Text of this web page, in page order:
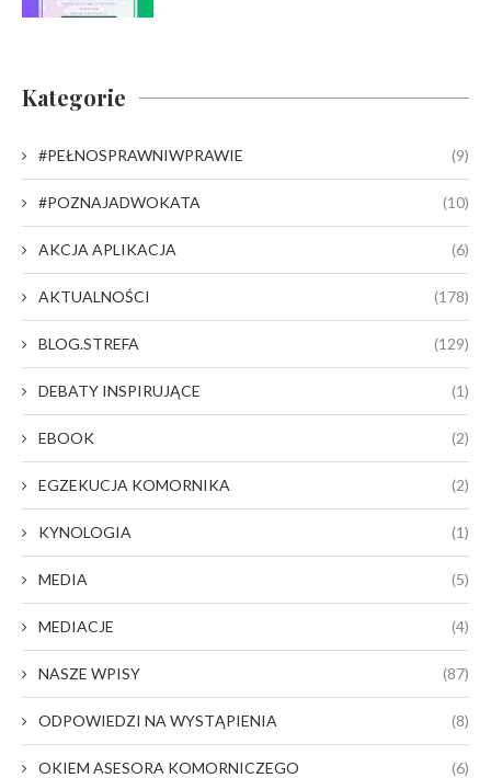
Kategorie
#PEŁNOSPRAWNIWPRAWIE (9)
#POZNAJADWOKATA (10)
AKCJA APLIKACJA (6)
AKTUALNOŚCI (178)
BLOG.STREFA (129)
DEBATY INSPIRUJĄCE (1)
EBOOK (2)
EGZEKUCJA KOMORNIKA (2)
KYNOLOGIA (1)
MEDIA (5)
MEDIACJE (4)
NASZE WPISY (87)
ODPOWIEDZI NA WYSTĄPIENIA (8)
OKIEM ASESORA KOMORNICZEGO (6)